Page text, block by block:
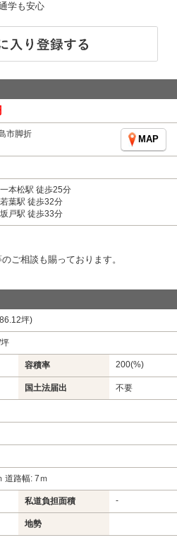
学も安心
市脚折
MAP
本松駅 徒歩25分
葉駅 徒歩32分
戸駅 徒歩33分
ご相談も賜っております。
坪)
容積率 200(%)
国土法届出 不要
道路幅: 7ｍ
私道負担面積 -
地勢